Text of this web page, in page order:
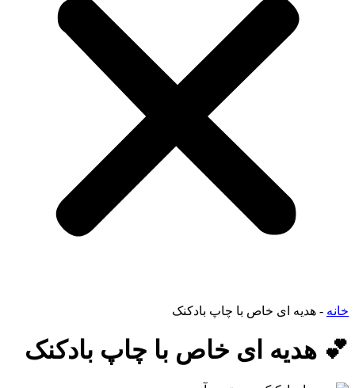
خانه - هدیه ای خاص با چاپ بادکنک
💕 هدیه ای خاص با چاپ بادکنک